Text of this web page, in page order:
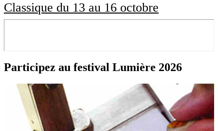
Classique du 13 au 16 octobre
Participez au festival Lumière 2026